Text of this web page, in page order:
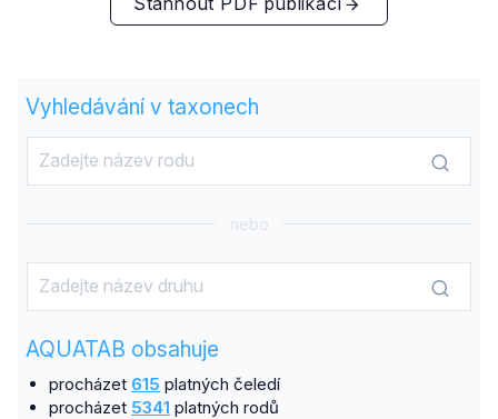
Vyhledávání v taxonech
nebo
AQUATAB obsahuje
procházet 615 platných čeledí
procházet 5341 platných rodů